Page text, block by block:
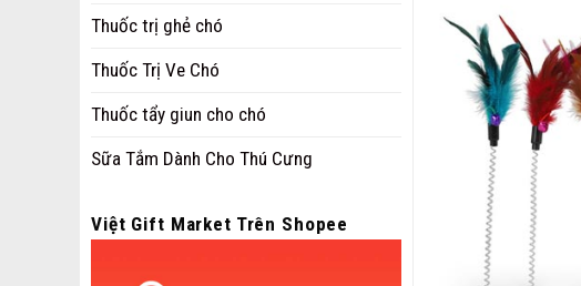
Thuốc trị ghẻ chó
Thuốc Trị Ve Chó
Thuốc tẩy giun cho chó
Sữa Tắm Dành Cho Thú Cưng
Việt Gift Market Trên Shopee